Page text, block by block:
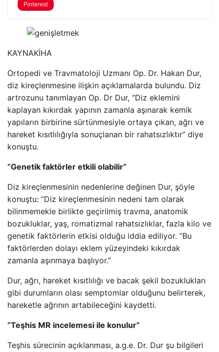
Pinterest
KAYNAKİHA
Ortopedi ve Travmatoloji Uzmanı Op. Dr. Hakan Dur,
diz kireçlenmesine ilişkin açıklamalarda bulundu. Diz
artrozunu tanımlayan Op. Dr Dur, “Diz eklemini
kaplayan kıkırdak yapının zamanla aşınarak kemik
yapıların birbirine sürtünmesiyle ortaya çıkan, ağrı ve
hareket kısıtlılığıyla sonuçlanan bir rahatsızlıktır” diye
konuştu.
“Genetik faktörler etkili olabilir”
Diz kireçlenmesinin nedenlerine değinen Dur, şöyle
konuştu: “Diz kireçlenmesinin nedeni tam olarak
bilinmemekle birlikte geçirilmiş travma, anatomik
bozukluklar, yaş, romatizmal rahatsızlıklar, fazla kilo ve
genetik faktörlerin etkisi olduğu iddia ediliyor. “Bu
faktörlerden dolayı eklem yüzeyindeki kıkırdak
zamanla aşınmaya başlıyor.”
Dur, ağrı, hareket kısıtlılığı ve bacak şekil bozuklukları
gibi durumların olası semptomlar olduğunu belirterek,
hareketle ağrının artabileceğini kaydetti.
“Teşhis MR incelemesi ile konulur”
Teşhis sürecinin açıklanması, a.g.e. Dr. Dur şu bilgileri